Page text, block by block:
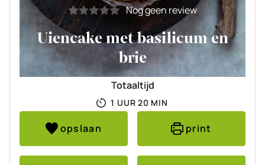
Nog geen review
Uiencake met basilicum en
brie
Totaaltijd
1 UUR
UUR 20 MINUTEN
MIN
opslaan print